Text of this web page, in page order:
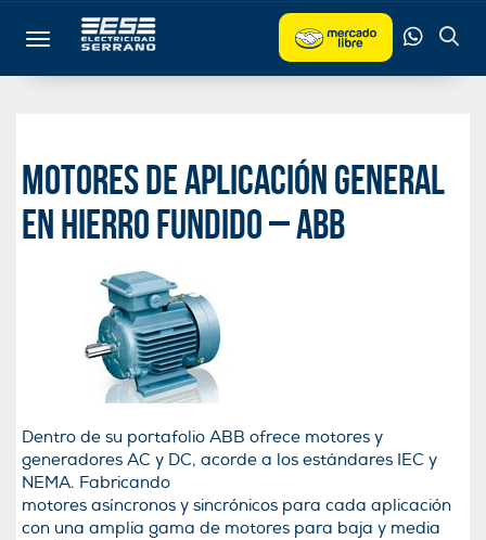
Toggle navigation
Motores de aplicación general
en hierro fundido – ABB
Dentro de su portafolio ABB ofrece motores y
generadores AC y DC, acorde a los estándares IEC y
NEMA. Fabricando
motores asíncronos y sincrónicos para cada aplicación
con una amplia gama de motores para baja y media